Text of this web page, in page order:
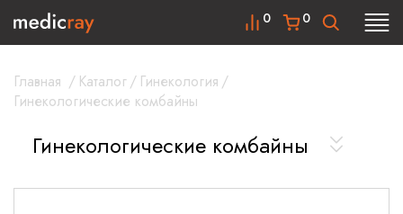
0
0
Главная / Каталог/ Гинекология /
Гинекологические комбайны
Гинекологические комбайны